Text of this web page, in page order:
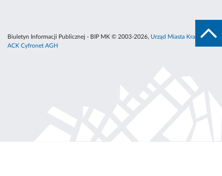
Biuletyn Informacji Publicznej - BIP MK © 2003-2026, Urząd Miasta Krakowa
ACK Cyfronet AGH